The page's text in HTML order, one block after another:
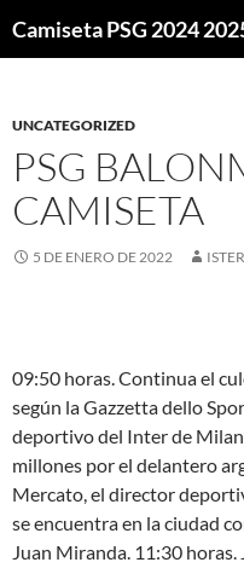
Camiseta PSG 2024
UNCATEGORIZED
PSG
CAMISETA
5 DE ENERO DE 2022
09:50 horas. Continua el
según la Gazzetta dello
deportivo del Inter de
millones por el delantero
Mercato, el director
se encuentra en la ciudad
Juan Miranda. 11:30